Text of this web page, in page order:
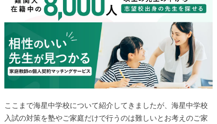
ここまで海星中学校について紹介してきましたが、海星中学校
入試の対策を塾やご家庭だけで行うのは難しいとお考えのご家